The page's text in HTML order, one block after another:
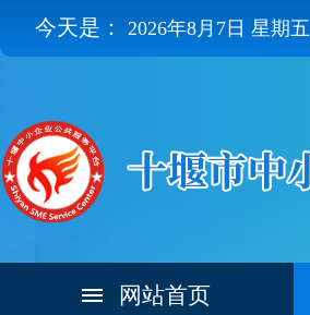
今天是： 2026年8月7日 星期五
网站首页